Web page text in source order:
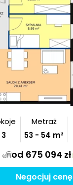
3
Metraż
53 - 54 m²
od 675 094 zł
Negocjuj cenę